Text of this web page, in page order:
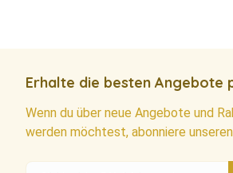
Erhalte die besten Angebote
Wenn du über neue Angebote und
werden möchtest, abonniere